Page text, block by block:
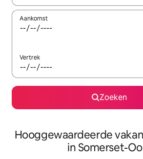
Aankomst
Vertrek
Zoeken
Hooggewaardeerde
in Somerset-